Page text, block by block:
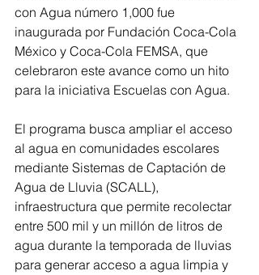
con Agua número 1,000 fue
inaugurada por Fundación Coca-Cola
México y Coca-Cola FEMSA, que
celebraron este avance como un hito
para la iniciativa Escuelas con Agua.
El programa busca ampliar el acceso
al agua en comunidades escolares
mediante Sistemas de Captación de
Agua de Lluvia (SCALL),
infraestructura que permite recolectar
entre 500 mil y un millón de litros de
agua durante la temporada de lluvias
para generar acceso a agua limpia y